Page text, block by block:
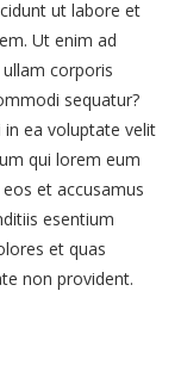
ut labore et
Ut enim ad
corporis
sequatur?
ea voluptate velit
qui lorem eum
et accusamus
esentium
et quas
non provident.